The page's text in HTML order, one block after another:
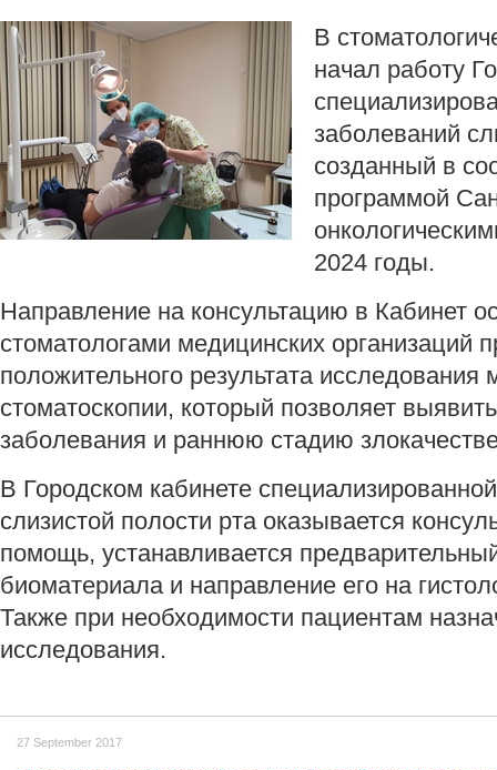
В
начал работу
заболеваний
созданный в
программой
2024 годы.
Направление на консультацию в Кабинет
стоматологами медицинских организаций
положительного результата
стоматоскопии, который позволяет
заболевания и раннюю стадию
В Городском кабинете
слизистой полости рта оказывается
помощь, устанавливается
биоматериала и направление его на
Также при необходимости пациентам
исследования.
27 September 2017